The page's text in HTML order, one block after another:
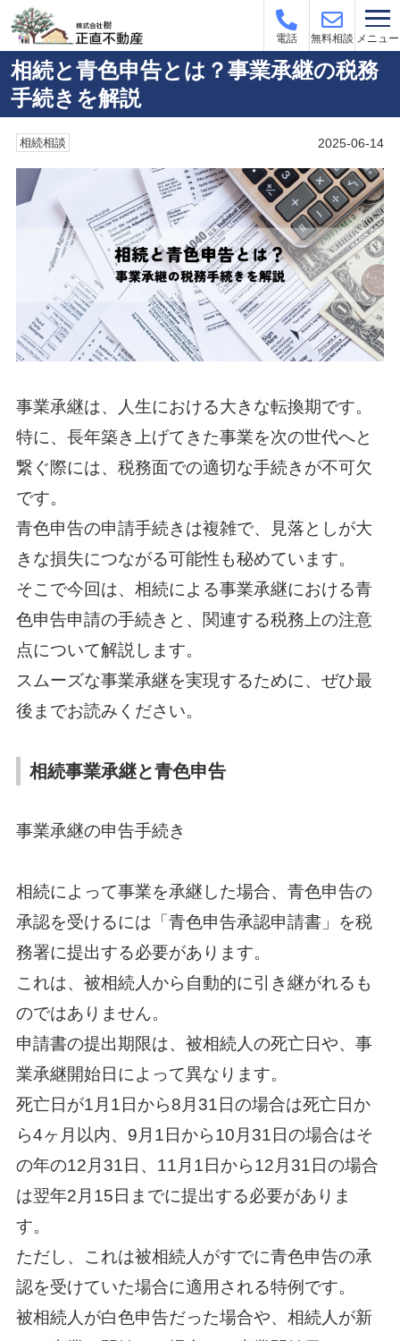
電話 無料相談 メニュー
相続と青色申告とは？事業承継の税務
手続きを解説
相続相談 2025-06-14
事業承継は、人生における大きな転換期です。
特に、長年築き上げてきた事業を次の世代へと
繋ぐ際には、税務面での適切な手続きが不可欠
です。
青色申告の申請手続きは複雑で、見落としが大
きな損失につながる可能性も秘めています。
そこで今回は、相続による事業承継における青
色申告申請の手続きと、関連する税務上の注意
点について解説します。
スムーズな事業承継を実現するために、ぜひ最
後までお読みください。
相続事業承継と青色申告
事業承継の申告手続き
相続によって事業を承継した場合、青色申告の
承認を受けるには「青色申告承認申請書」を税
務署に提出する必要があります。
これは、被相続人から自動的に引き継がれるも
のではありません。
申請書の提出期限は、被相続人の死亡日や、事
業承継開始日によって異なります。
死亡日が1月1日から8月31日の場合は死亡日か
ら4ヶ月以内、9月1日から10月31日の場合はそ
の年の12月31日、11月1日から12月31日の場合
は翌年2月15日までに提出する必要がありま
す。
ただし、これは被相続人がすでに青色申告の承
認を受けていた場合に適用される特例です。
被相続人が白色申告だった場合や、相続人が新